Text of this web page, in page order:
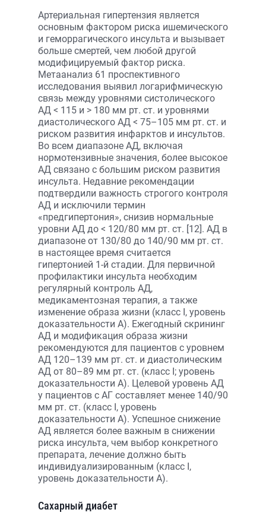
Артериальная гипертензия является
основным фактором риска ишемического
и геморрагического инсульта и вызывает
больше смертей, чем любой другой
модифицируемый фактор риска.
Метаанализ 61 проспективного
исследования выявил логарифмическую
связь между уровнями систолического
АД < 115 и > 180 мм рт. ст. и уровнями
диастолического АД < 75–105 мм рт. ст. и
риском развития инфарктов и инсультов.
Во всем диапазоне АД, включая
нормотензивные значения, более высокое
АД связано с большим риском развития
инсульта. Недавние рекомендации
подтвердили важность строгого контроля
АД и исключили термин
«предгипертония», снизив нормальные
уровни АД до < 120/80 мм рт. ст. [12]. АД в
диапазоне от 130/80 до 140/90 мм рт. ст.
в настоящее время считается
гипертонией 1-й стадии. Для первичной
профилактики инсульта необходим
регулярный контроль АД,
медикаментозная терапия, а также
изменение образа жизни (класс I, уровень
доказательности А). Ежегодный скрининг
АД и модификация образа жизни
рекомендуются для пациентов с уровнем
АД 120–139 мм рт. ст. и диастолическим
АД от 80–89 мм рт. ст. (класс I; уровень
доказательности А). Целевой уровень АД
у пациентов с АГ составляет менее 140/90
мм рт. ст. (класс I, уровень
доказательности А). Успешное снижение
АД является более важным в снижении
риска инсульта, чем выбор конкретного
препарата, лечение должно быть
индивидуализированным (класс I,
уровень доказательности А).
Сахарный диабет